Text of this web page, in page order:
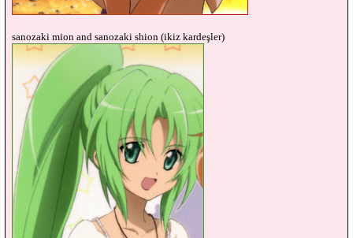
sanozaki mion and sanozaki shion (ikiz kardeşler)